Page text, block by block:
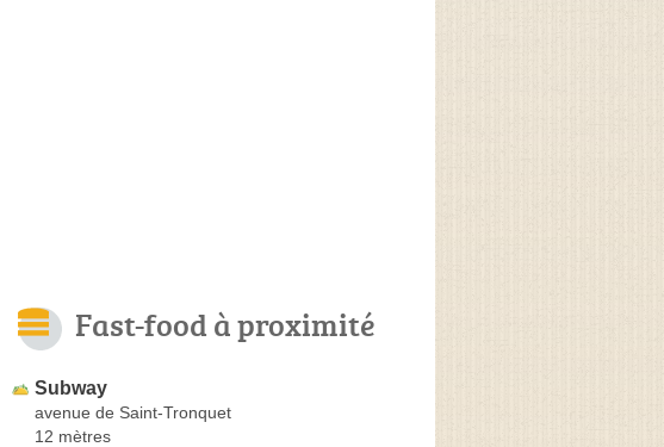
Fast-food à proximité
Subway
avenue de Saint-Tronquet
12 mètres